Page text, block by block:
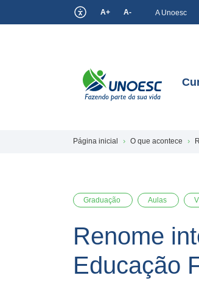
A+ A- A Unoesc
Página inicial O que acontece
Graduação Aulas
Renome
Educação